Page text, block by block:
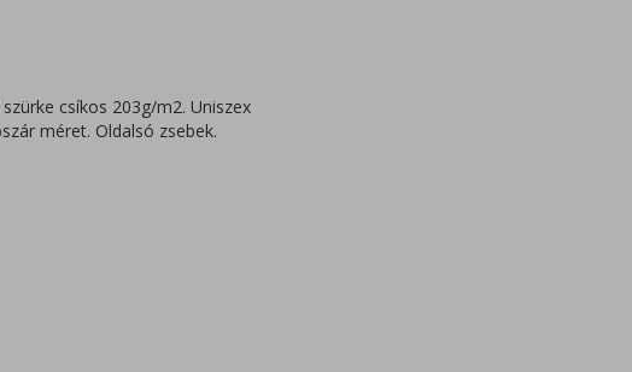
csíkos 203g/m2. Uniszex
méret. Oldalsó zsebek.